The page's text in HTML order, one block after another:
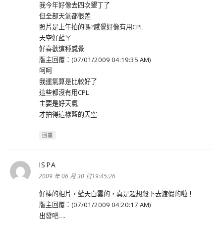
我今年好像去四次墾丁了
但全部天氣都很差
照片是上午拍的嗎?感覺好像有用CPL
天空好藍ㄚ
好喜歡這種感覺
版主回覆：(07/01/2009 04:19:35 AM)
呵呵
我運氣算是比較好了
這些都沒有用CPL
主要是好天氣
才拍得這樣藍的天空
回覆
ISPA
示:
2009 年 06 月 30 日19:45:26
好棒的相片，藍天白雲的，真是超想殺下去渡假的啦！
版主回覆：(07/01/2009 04:20:17 AM)
出發吧….